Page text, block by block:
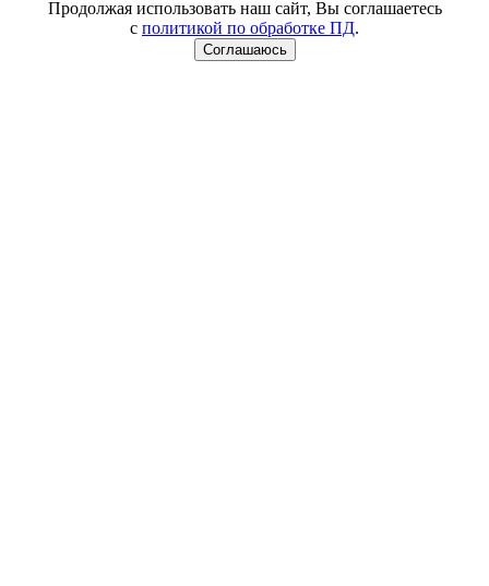
Продолжая использовать наш сайт, Вы соглашаетесь
с политикой по обработке ПД.
Соглашаюсь